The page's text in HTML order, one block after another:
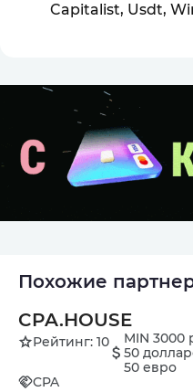
Capitalist, Usdt,
Похожие
CPA.HOUSE
Рейтинг: 10
MIN 3000
50
50 евро
CPA